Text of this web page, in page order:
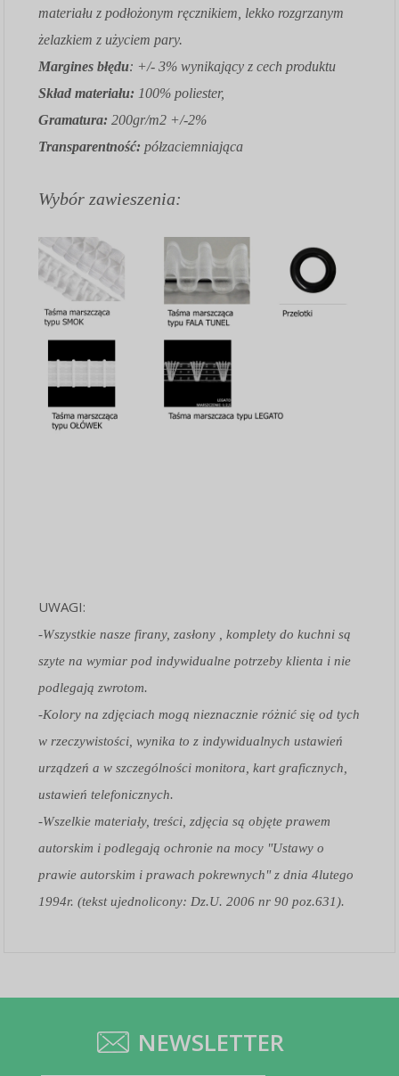
materiału z podłożonym ręcznikiem, lekko rozgrzanym
żelazkiem z użyciem pary.
Margines błędu: +/- 3% wynikający z cech produktu
Skład materiału: 100% poliester,
Gramatura: 200gr/m2 +/-2%
Transparentność: półzaciemniająca
Wybór zawieszenia:
UWAGI:
-Wszystkie nasze firany, zasłony , komplety do kuchni są
szyte na wymiar pod indywidualne potrzeby klienta i nie
podlegają zwrotom.
-Kolory na zdjęciach mogą nieznacznie różnić się od tych
w rzeczywistości, wynika to z indywidualnych ustawień
urządzeń a w szczególności monitora, kart graficznych,
ustawień telefonicznych.
-Wszelkie materiały, treści, zdjęcia są objęte prawem
autorskim i podlegają ochronie na mocy "Ustawy o
prawie autorskim i prawach pokrewnych" z dnia 4lutego
1994r. (tekst ujednolicony: Dz.U. 2006 nr 90 poz.631).
NEWSLETTER